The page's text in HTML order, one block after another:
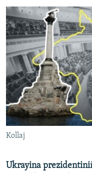
VİDEO
SÜRET
BLOGLAR
FİKİR
Русский
Українською
QOŞULIÑIZ!
Kollaj
Ukrayina